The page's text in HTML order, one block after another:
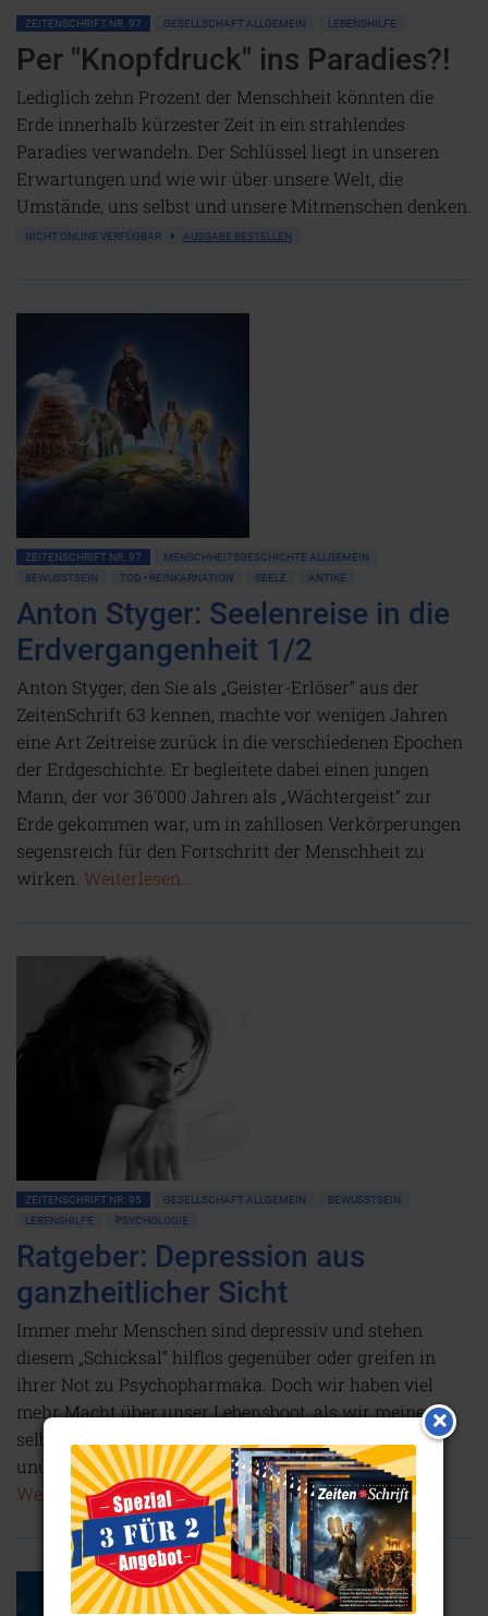
ZEITENSCHRIFT NR. 97 GESELLSCHAFT ALLGEMEIN LEBENSHILFE
Per "Knopfdruck" ins Paradies?!
Lediglich zehn Prozent der Menschheit könnten die
Erde innerhalb kürzester Zeit in ein strahlendes
Paradies verwandeln. Der Schlüssel liegt in unseren
Erwartungen und wie wir über unsere Welt, die
Umstände, uns selbst und unsere Mitmenschen denken.
NICHT ONLINE VERFÜGBAR AUSGABE BESTELLEN
ZEITENSCHRIFT NR. 97
MENSCHHEITSGESCHICHTE ALLGEMEIN
BEWUSSTSEIN
TOD • REINKARNATION SEELE ANTIKE
Anton Styger: Seelenreise in die
Erdvergangenheit 1/2
Anton Styger, den Sie als „Geister-Erlöser“ aus der
ZeitenSchrift 63 kennen, machte vor wenigen Jahren
eine Art Zeitreise zurück in die verschiedenen Epochen
der Erdgeschichte. Er begleitete dabei einen jungen
Mann, der vor 36'000 Jahren als „Wächtergeist“ zur
Erde gekommen war, um in zahllosen Verkörperungen
segensreich für den Fortschritt der Menschheit zu
wirken. Weiterlesen...
ZEITENSCHRIFT NR. 95 GESELLSCHAFT ALLGEMEIN
BEWUSSTSEIN
LEBENSHILFE
PSYCHOLOGIE
Ratgeber: Depression aus
ganzheitlicher Sicht
Immer mehr Menschen sind depressiv und stehen
diesem „Schicksal“ hilflos gegenüber oder greifen in
ihrer Not zu Psychopharmaka. Doch wir haben viel
mehr Macht über unser Lebensboot, als wir meinen –
selbst wenn sich vor uns die dunklen, scheinbar
unüberwindbaren Klippen einer Depression erheben.
Weiterlesen...